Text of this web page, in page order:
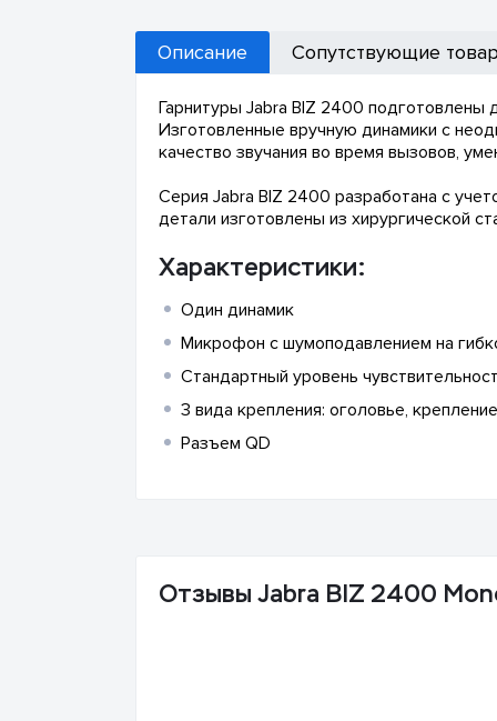
Описание Сопутствующие
Гарнитуры Jabra BIZ 2400
Изготовленные вручную динамики с
качество звучания во время вызовов,
Серия Jabra BIZ 2400 разработана с
детали изготовлены из хирургической
Характеристики:
Один динамик
Микрофон с шумоподавлением на
Стандартный уровень
3 вида крепления: оголовье,
Разъем QD
Отзывы Jabra BIZ 2400